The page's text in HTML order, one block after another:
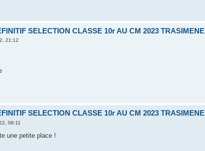
SELECTION CLASSE 10r AU CM 2023 TRASIMENE
21:12
SELECTION CLASSE 10r AU CM 2023 TRASIMENE
08:11
une petite place !